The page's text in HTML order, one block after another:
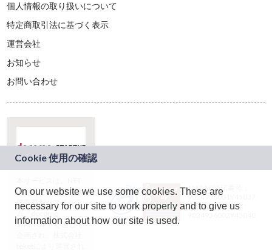
個人情報の取り扱いについて
特定商取引法に基づく表示
運営会社
お知らせ
お問い合わせ
ドコモグループの新
規事業創出プログラ
ム「docomo
STARTUP」を通じて
JASRAC許諾番号：
9024936001Y45037
JASRAC許諾番号：
On our website we use some cookies. These are
necessary for our site to work properly and to give us
information about how our site is used.